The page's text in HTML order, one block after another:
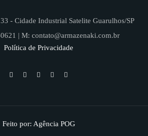
- Cidade Industrial Satelite Guarulhos/SP
| M: contato@armazenaki.com.br
Política de Privacidade
Feito por: Agência POG